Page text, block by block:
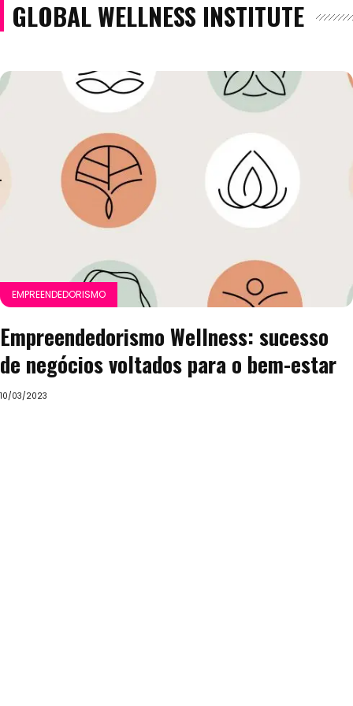
GLOBAL WELLNESS INSTITUTE
EMPREENDEDORISMO
Empreendedorismo Wellness: sucesso
de negócios voltados para o bem-estar
10/03/2023